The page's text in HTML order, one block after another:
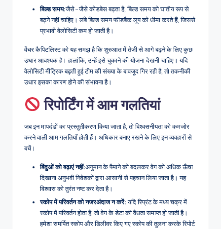
बिल्ड समय:जैसे-जैसे कोडबेस बढ़ता है, बिल्ड समय को घातीय रूप से
बढ़ने नहीं चाहिए। लंबे बिल्ड समय फीडबैक लूप को धीमा करते हैं, जिससे
प्रभावी वेलोसिटी कम हो जाती है।
वेंचर कैपिटलिस्ट को यह समझ है कि शुरुआत में तेजी से आगे बढ़ने के लिए कुछ
उधार आवश्यक है। हालांकि, उन्हें इसे चुकाने की योजना देखनी चाहिए। यदि
वेलोसिटी मीट्रिक बढ़ती हुई टीम की संख्या के बावजूद गिर रही है, तो तकनीकी
उधार इसका कारण होने की संभावना है।
रिपोर्टिंग में आम गलतियां
जब इन मापदंडों का प्रस्तुतीकरण किया जाता है, तो विश्वसनीयता को कमजोर
करने वाली आम गलतियाँ होती हैं। अधिकार बनाए रखने के लिए इन व्यवहारों से
बचें।
बिंदुओं को बढ़ाएं नहीं:अनुमान के पैमाने को बदलकर वेग को अधिक ऊँचा
दिखाना अनुभवी निवेशकों द्वारा आसानी से पहचान लिया जाता है। यह
विश्वास को तुरंत नष्ट कर देता है।
स्कोप में परिवर्तन को नजरअंदाज न करें:यदि स्प्रिंट के मध्य चक्र में
स्कोप में परिवर्तन होता है, तो वेग के डेटा की वैधता समाप्त हो जाती है।
हमेशा समर्पित स्कोप और डिलीवर किए गए स्कोप की तुलना करके रिपोर्ट